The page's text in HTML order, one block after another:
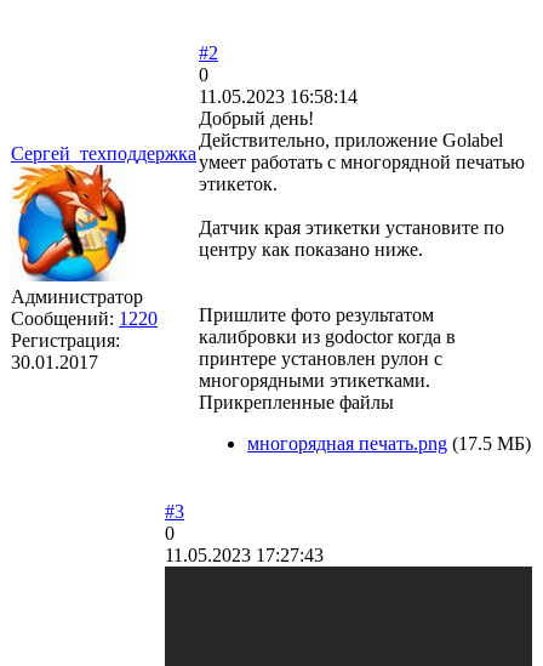
Сергей_техподдержка
Администратор
Сообщений: 1220
Регистрация:
30.01.2017
#2
0
11.05.2023 16:58:14
Добрый день!
Действительно, приложение Golabel
умеет работать с многорядной печатью
этикеток.
Датчик края этикетки установите по
центру как показано ниже.
Пришлите фото результатом
калибровки из godoctor когда в
принтере установлен рулон с
многорядными этикетками.
Прикрепленные файлы
многорядная печать.png (17.5 МБ)
#3
0
11.05.2023 17:27:43